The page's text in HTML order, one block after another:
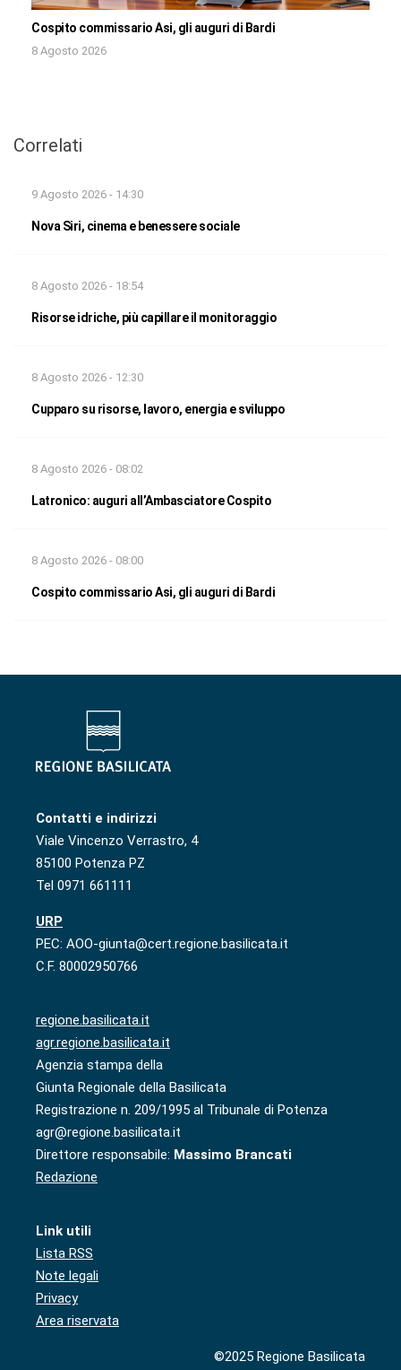
Cospito commissario Asi, gli auguri di Bardi
8 Agosto 2026
Correlati
9 Agosto 2026 - 14:30
Nova Siri, cinema e benessere sociale
8 Agosto 2026 - 18:54
Risorse idriche, più capillare il monitoraggio
8 Agosto 2026 - 12:30
Cupparo su risorse, lavoro, energia e sviluppo
8 Agosto 2026 - 08:02
Latronico: auguri all’Ambasciatore Cospito
8 Agosto 2026 - 08:00
Cospito commissario Asi, gli auguri di Bardi
Contatti e indirizzi
Viale Vincenzo Verrastro, 4
85100 Potenza PZ
Tel 0971 661111
URP
PEC: AOO-giunta@cert.regione.basilicata.it
C.F. 80002950766
regione.basilicata.it
agr.regione.basilicata.it
Agenzia stampa della
Giunta Regionale della Basilicata
Registrazione n. 209/1995 al Tribunale di Potenza
agr@regione.basilicata.it
Direttore responsabile: Massimo Brancati
Redazione
Link utili
Lista RSS
Note legali
Privacy
Area riservata
©2025 Regione Basilicata